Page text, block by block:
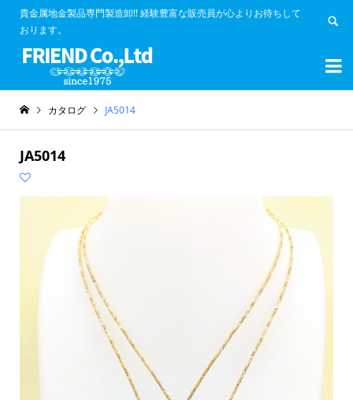
貴金属地金製品専門製造卸!! 経験豊富な販売員が心よりお待ちして
おります。


カタログ JA5014
JA5014